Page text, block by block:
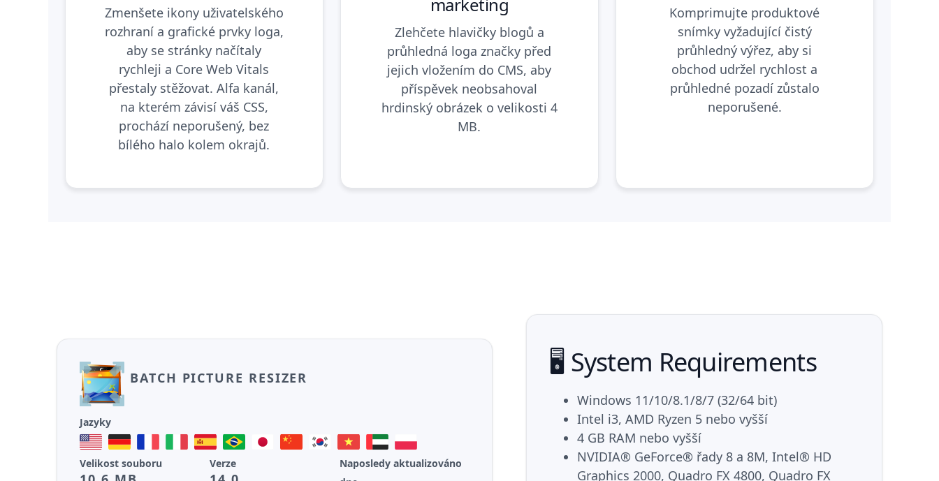
Zmenšete ikony uživatelského
rozhraní a grafické prvky loga,
aby se stránky načítaly
rychleji a Core Web Vitals
přestaly stěžovat. Alfa kanál,
na kterém závisí váš CSS,
prochází neporušený, bez
bílého halo kolem okrajů.
Zlehčete hlavičky blogů a
průhledná loga značky před
jejich vložením do CMS, aby
příspěvek neobsahoval
hrdinský obrázek o velikosti 4
MB.
Komprimujte produktové
snímky vyžadující čistý
průhledný výřez, aby si
obchod udržel rychlost a
průhledné pozadí zůstalo
neporušené.
BATCH PICTURE RESIZER
Jazyky
Velikost souboru Verze
Naposledy aktualizováno
🖥️ System Requirements
Windows 11/10/8.1/8/7 (32/64 bit)
Intel i3, AMD Ryzen 5 nebo vyšší
4 GB RAM nebo vyšší
NVIDIA® GeForce® řady 8 a 8M, Intel® HD
Graphics 2000, Quadro FX 4800, Quadro FX